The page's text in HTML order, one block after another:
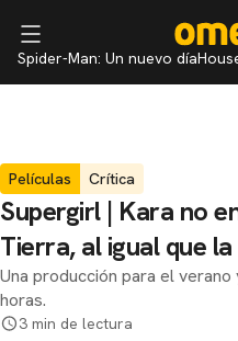
Spider-Man: Un nuevo día
Películas Crítica
Supergirl | Kara no
Tierra, al igual que
Una producción para el
horas.
3 min de lectura